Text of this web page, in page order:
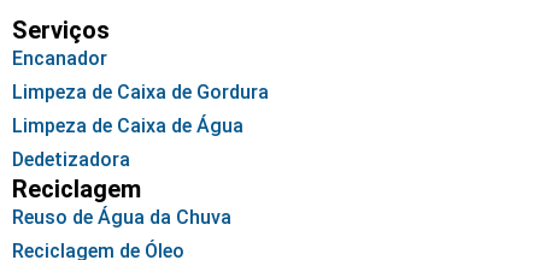
Serviços
Encanador
Limpeza de Caixa de Gordura
Limpeza de Caixa de Água
Dedetizadora
Reciclagem
Reuso de Água da Chuva
Reciclagem de Óleo